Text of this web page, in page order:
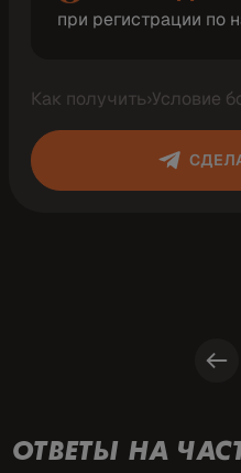
при регистрации по
Как получить›Условие
ОТВЕТЫ НА